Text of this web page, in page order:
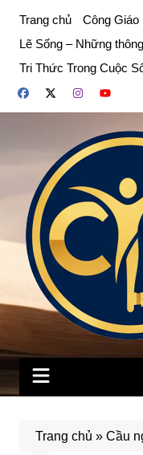
phần
dung
Trang chủ
Công Giáo
Lẽ Sống – Những
Tri Thức Trong Cuộc
Trang chủ » Cầu